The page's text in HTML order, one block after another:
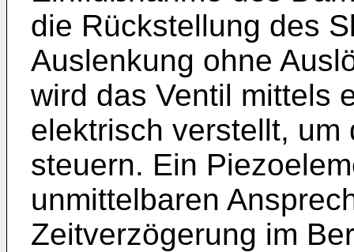
die Rückstellung des
Auslenkung ohne
wird das Ventil mittels
elektrisch verstellt, um
steuern. Ein
unmittelbaren
Zeitverzögerung im